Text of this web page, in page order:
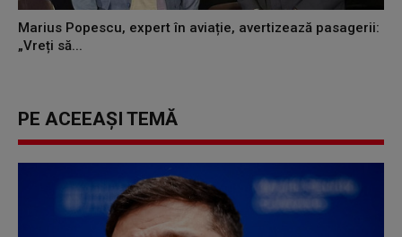
Marius Popescu, expert în aviație, avertizează pasagerii:
„Vreți să...
PE ACEEAȘI TEMĂ